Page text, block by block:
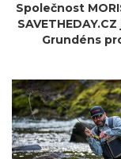
Společnost
Grundéns